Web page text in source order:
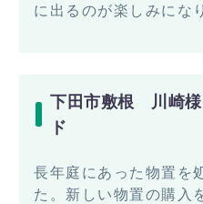
に出るのが楽しみにな
下田市敷根 川崎
ド
長年庭にあった物置を
た。新しい物置の購入